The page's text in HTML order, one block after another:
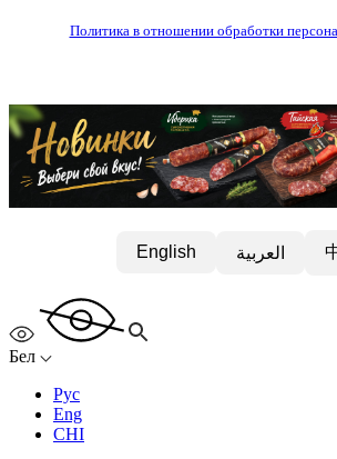
Политика в отношении обработки
English العربية
Бел
Рус
Eng
CHI